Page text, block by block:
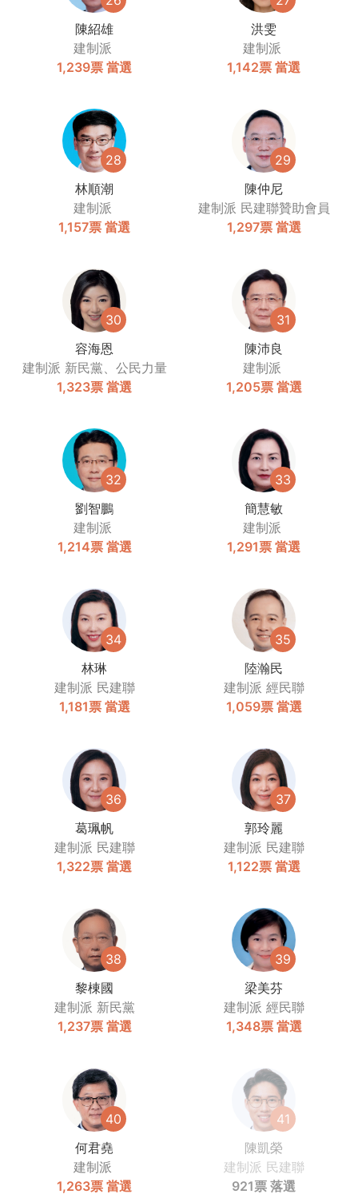
陳紹雄
建制派
1,239票 當選
洪雯
建制派
1,142票 當選
28
林順潮
建制派
1,157票 當選
29
陳仲尼
建制派 民建聯贊助會員
1,297票 當選
30
容海恩
建制派 新民黨、公民力量
1,323票 當選
31
陳沛良
建制派
1,205票 當選
32
劉智鵬
建制派
1,214票 當選
33
簡慧敏
建制派
1,291票 當選
34
林琳
建制派 民建聯
1,181票 當選
35
陸瀚民
建制派 經民聯
1,059票 當選
36
葛珮帆
建制派 民建聯
1,322票 當選
37
郭玲麗
建制派 民建聯
1,122票 當選
38
黎棟國
建制派 新民黨
1,237票 當選
39
梁美芬
建制派 經民聯
1,348票 當選
40
何君堯
建制派
1,263票 當選
41
陳凱榮
建制派 民建聯
921票 落選